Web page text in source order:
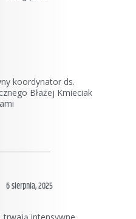
koordynator ds.
Błażej Kmieciak
6 sierpnia, 2025